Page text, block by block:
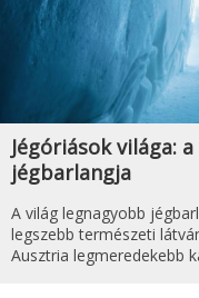
Jégóriások világa:
jégbarlangja
A világ legnagyobb
legszebb természeti
Ausztria legmeredekebb